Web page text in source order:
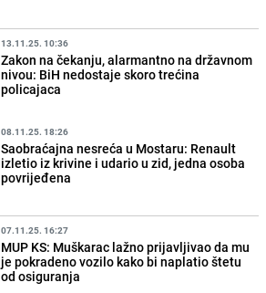
13.11.25. 10:36
Zakon na čekanju, alarmantno na državnom
nivou: BiH nedostaje skoro trećina
policajaca
08.11.25. 18:26
Saobraćajna nesreća u Mostaru: Renault
izletio iz krivine i udario u zid, jedna osoba
povrijeđena
07.11.25. 16:27
MUP KS: Muškarac lažno prijavljivao da mu
je pokradeno vozilo kako bi naplatio štetu
od osiguranja